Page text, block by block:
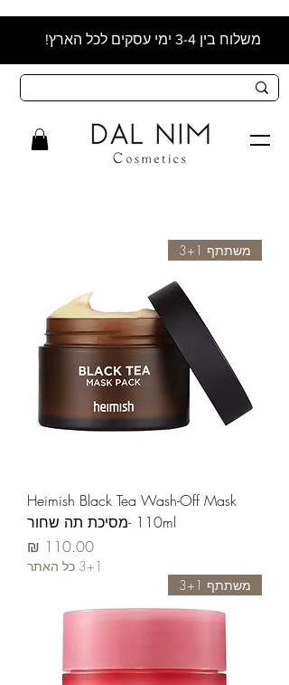
משלוח בין 3-4 ימי עסקים לכל הארץ!
משתתף 3+1
Heimish Black Tea Wash-Off Mask
110ml -מסיכת תה שחור
السعر
3+1 כל האתר
משתתף 3+1